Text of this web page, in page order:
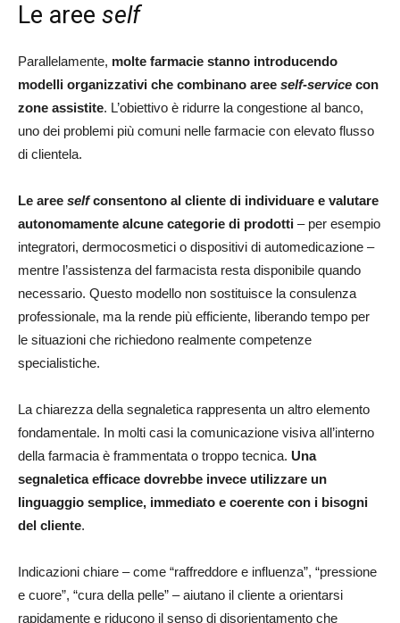
Le aree self
Parallelamente, molte farmacie stanno introducendo
modelli organizzativi che combinano aree self-service con
zone assistite. L’obiettivo è ridurre la congestione al banco,
uno dei problemi più comuni nelle farmacie con elevato flusso
di clientela.
Le aree selfconsentono al cliente di individuare e valutare
autonomamente alcune categorie di prodotti – per esempio
integratori, dermocosmetici o dispositivi di automedicazione –
mentre l’assistenza del farmacista resta disponibile quando
necessario. Questo modello non sostituisce la consulenza
professionale, ma la rende più efficiente, liberando tempo per
le situazioni che richiedono realmente competenze
specialistiche.
La chiarezza della segnaletica rappresenta un altro elemento
fondamentale. In molti casi la comunicazione visiva all’interno
della farmacia è frammentata o troppo tecnica. Una
segnaletica efficace dovrebbe invece utilizzare un
linguaggio semplice, immediato e coerente con i bisogni
del cliente.
Indicazioni chiare – come “raffreddore e influenza”, “pressione
e cuore”, “cura della pelle” – aiutano il cliente a orientarsi
rapidamente e riducono il senso di disorientamento che